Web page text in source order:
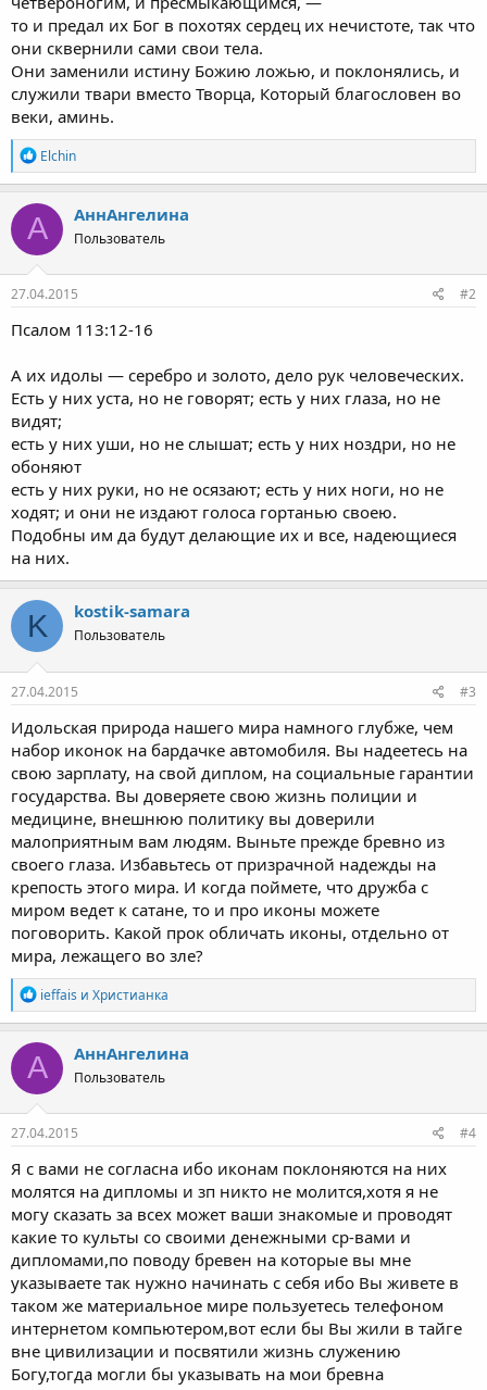
то и предал их Бог в похотях сердец их нечистоте, так что
они сквернили сами свои тела.
Они заменили истину Божию ложью, и поклонялись, и
служили твари вместо Творца, Который благословен во
веки, аминь.
Р
е
а
к
ц
и
и
:
Elchin
А АннАнгелина
Пользователь
27.04.2015 #2
Псалом 113:12-16
А их идолы — серебро и золото, дело рук человеческих.
Есть у них уста, но не говорят; есть у них глаза, но не
видят;
есть у них уши, но не слышат; есть у них ноздри, но не
обоняют
есть у них руки, но не осязают; есть у них ноги, но не
ходят; и они не издают голоса гортанью своею.
Подобны им да будут делающие их и все, надеющиеся
на них.
K kostik-samara
Пользователь
27.04.2015 #3
Идольская природа нашего мира намного глубже, чем
набор иконок на бардачке автомобиля. Вы надеетесь на
свою зарплату, на свой диплом, на социальные гарантии
государства. Вы доверяете свою жизнь полиции и
медицине, внешнюю политику вы доверили
малоприятным вам людям. Выньте прежде бревно из
своего глаза. Избавьтесь от призрачной надежды на
крепость этого мира. И когда поймете, что дружба с
миром ведет к сатане, то и про иконы можете
поговорить. Какой прок обличать иконы, отдельно от
мира, лежащего во зле?
Р
е
а
к
ц
и
и
:
ieffais и Христианка
А АннАнгелина
Пользователь
27.04.2015 #4
Я с вами не согласна ибо иконам поклоняются на них
молятся на дипломы и зп никто не молится,хотя я не
могу сказать за всех может ваши знакомые и проводят
какие то культы со своими денежными ср-вами и
дипломами,по поводу бревен на которые вы мне
указываете так нужно начинать с себя ибо Вы живете в
таком же материальное мире пользуетесь телефоном
интернетом компьютером,вот если бы Вы жили в тайге
вне цивилизации и посвятили жизнь служению
Богу,тогда могли бы указывать на мои бревна